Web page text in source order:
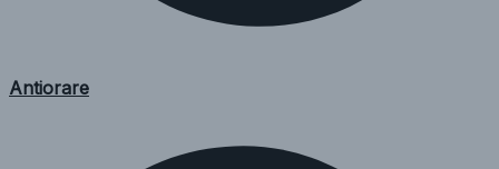
Antiorare